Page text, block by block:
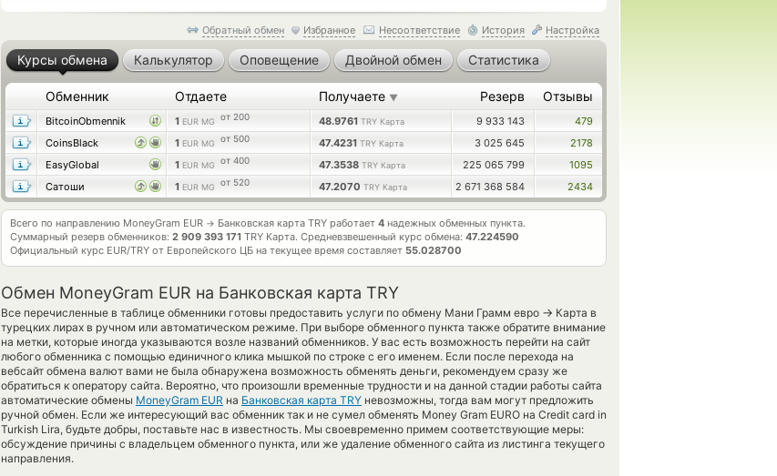
Обратный обмен Избранное Несоответствие История Настройка
Курсы обмена Калькулятор Оповещение Двойной обмен Статистика
Обменник Отдаете Получаете ▼ Резерв Отзывы
BitcoinObmennik 1 EUR MG от 200 48.9761 TRY Карта 9 933 143
479
CoinsBlack
1 EUR MG от 500 47.4231 TRY Карта 3 025 645
2178
EasyGlobal
1 EUR MG от 400 47.3538 TRY Карта 225 065 799
1095
Сатоши
1 EUR MG от 520 47.2070 TRY Карта 2 671 368 584 2434
Всего по направлению MoneyGram EUR → Банковская карта TRY работает 4 надежных обменных пункта.
Суммарный резерв обменников: 2 909 393 171 TRY Карта. Средневзвешенный курс обмена: 47.224590
Официальный курс EUR/TRY от Европейского ЦБ на текущее время составляет 55.028700
Обмен MoneyGram EUR на Банковская карта TRY
Все перечисленные в таблице обменники готовы предоставить услуги по обмену Мани Грамм евро → Карта в
турецких лирах в ручном или автоматическом режиме. При выборе обменного пункта также обратите внимание
на метки, которые иногда указываются возле названий обменников. У вас есть возможность перейти на сайт
любого обменника с помощью единичного клика мышкой по строке с его именем. Если после перехода на
вебсайт обмена валют вами не была обнаружена возможность обменять деньги, рекомендуем сразу же
обратиться к оператору сайта. Вероятно, что произошли временные трудности и на данной стадии работы сайта
автоматические обмены MoneyGram EUR на Банковская карта TRY невозможны, тогда вам могут предложить
ручной обмен. Если же интересующий вас обменник так и не сумел обменять Money Gram EURO на Credit card in
Turkish Lira, будьте добры, поставьте нас в известность. Мы своевременно примем соответствующие меры:
обсуждение причины с владельцем обменного пункта, или же удаление обменного сайта из листинга текущего
направления.